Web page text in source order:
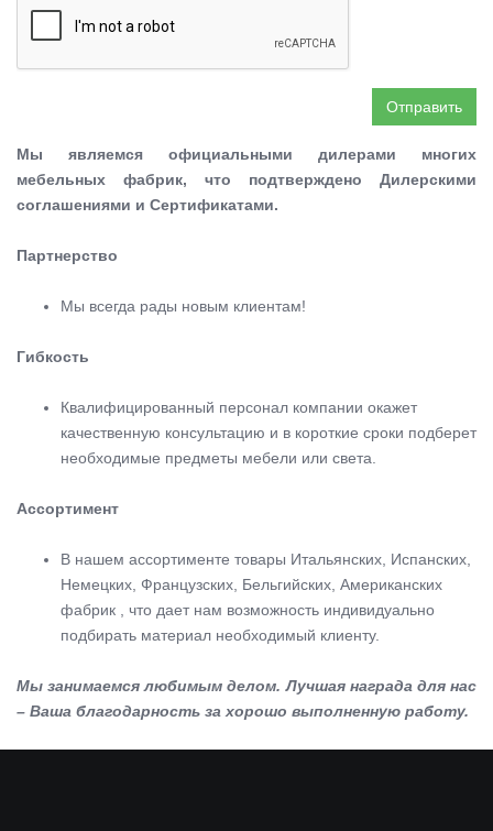
Отправить
Мы являемся официальными дилерами многих
мебельных фабрик, что подтверждено Дилерскими
соглашениями и Сертификатами.
Партнерство
Мы всегда рады новым клиентам!
Гибкость
Квалифицированный персонал компании окажет
качественную консультацию и в короткие сроки подберет
необходимые предметы мебели или света.
Ассортимент
В нашем ассортименте товары Итальянских, Испанских,
Немецких, Французских, Бельгийских, Американских
фабрик , что дает нам возможность индивидуально
подбирать материал необходимый клиенту.
Мы занимаемся любимым делом. Лучшая награда для нас
– Ваша благодарность за хорошо выполненную работу.